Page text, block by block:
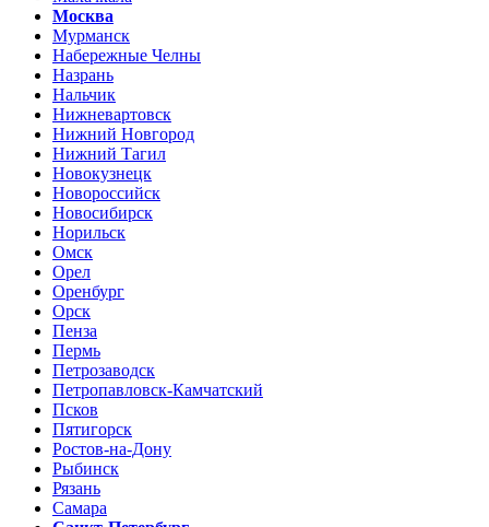
Москва
Мурманск
Набережные Челны
Назрань
Нальчик
Нижневартовск
Нижний Новгород
Нижний Тагил
Новокузнецк
Новороссийск
Новосибирск
Норильск
Омск
Орел
Оренбург
Орск
Пенза
Пермь
Петрозаводск
Петропавловск-Камчатский
Псков
Пятигорск
Ростов-на-Дону
Рыбинск
Рязань
Самара